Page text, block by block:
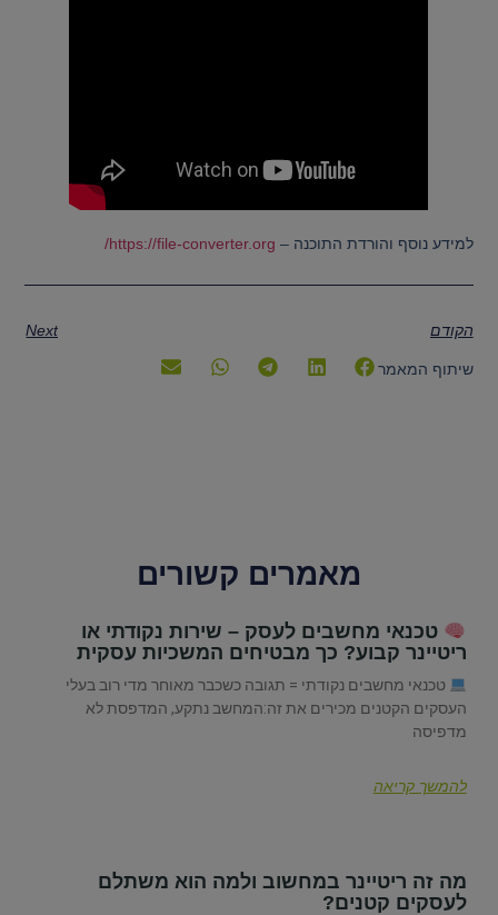
למידע נוסף והורדת התוכנה – https://file-converter.org/
הקודם Next
שיתוף המאמר
מאמרים קשורים
טכנאי מחשבים לעסק – שירות נקודתי או
ריטיינר קבוע? כך מבטיחים המשכיות עסקית
טכנאי מחשבים נקודתי = תגובה כשכבר מאוחר מדי רוב בעלי
העסקים הקטנים מכירים את זה:המחשב נתקע, המדפסת לא
מדפיסה
להמשך קריאה
מה זה ריטיינר במחשוב ולמה הוא משתלם
לעסקים קטנים?